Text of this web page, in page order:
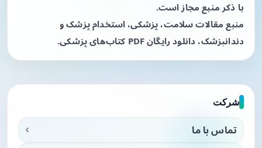
با ذکر منبع مجاز است.
منبع مقالات سلامت، پزشکی، استخدام پزشک و
دندانپزشک، دانلود رایگان PDF کتاب‌های پزشکی.
شرکت
تماس با ما